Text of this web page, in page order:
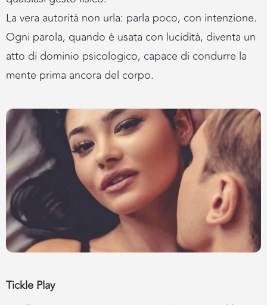
La vera autorità non urla: parla poco, con intenzione.
Ogni parola, quando è usata con lucidità, diventa un
atto di dominio psicologico, capace di condurre la
mente prima ancora del corpo.
Tickle Play